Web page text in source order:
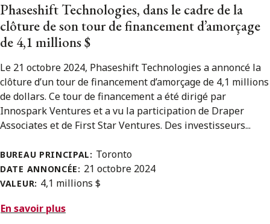
Phaseshift Technologies, dans le cadre de la
clôture de son tour de financement d’amorçage
de 4,1 millions $
Le 21 octobre 2024, Phaseshift Technologies a annoncé la
clôture d’un tour de financement d’amorçage de 4,1 millions
de dollars. Ce tour de financement a été dirigé par
Innospark Ventures et a vu la participation de Draper
Associates et de First Star Ventures. Des investisseurs...
BUREAU PRINCIPAL: Toronto
DATE ANNONCÉE: 21 octobre 2024
VALEUR: 4,1 millions $
En savoir plus